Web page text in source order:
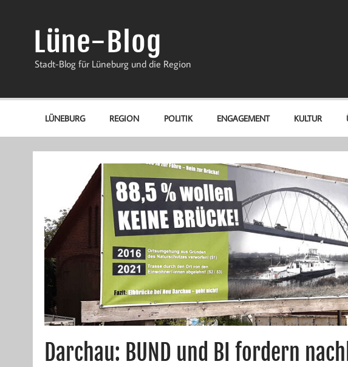
Lüne-Blog
Stadt-Blog für Lüneburg und die Region
LÜNEBURG REGION POLITIK ENGAGEMENT KULTUR
Darchau: BUND und BI fordern